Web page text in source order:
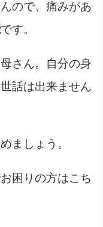
ので、痛みがあ
です。
さん。自分の身
話は出来ません
ましょう。
困りの方はこち